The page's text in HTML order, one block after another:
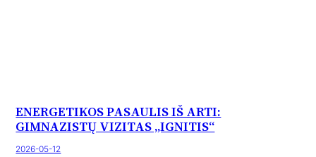
ENERGETIKOS PASAULIS IŠ ARTI:
GIMNAZISTŲ VIZITAS „IGNITIS“
2026-05-12